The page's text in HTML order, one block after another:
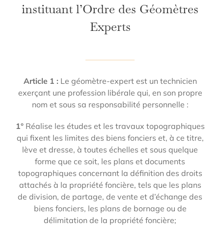
instituant l’Ordre des Géomètres
Experts
Article 1 : Le géomètre-expert est un technicien
exerçant une profession libérale qui, en son propre
nom et sous sa responsabilité personnelle :
1°Réalise les études et les travaux topographiques
qui fixent les limites des biens fonciers et, à ce titre,
lève et dresse, à toutes échelles et sous quelque
forme que ce soit, les plans et documents
topographiques concernant la définition des droits
attachés à la propriété foncière, tels que les plans
de division, de partage, de vente et d’échange des
biens fonciers, les plans de bornage ou de
délimitation de la propriété foncière;